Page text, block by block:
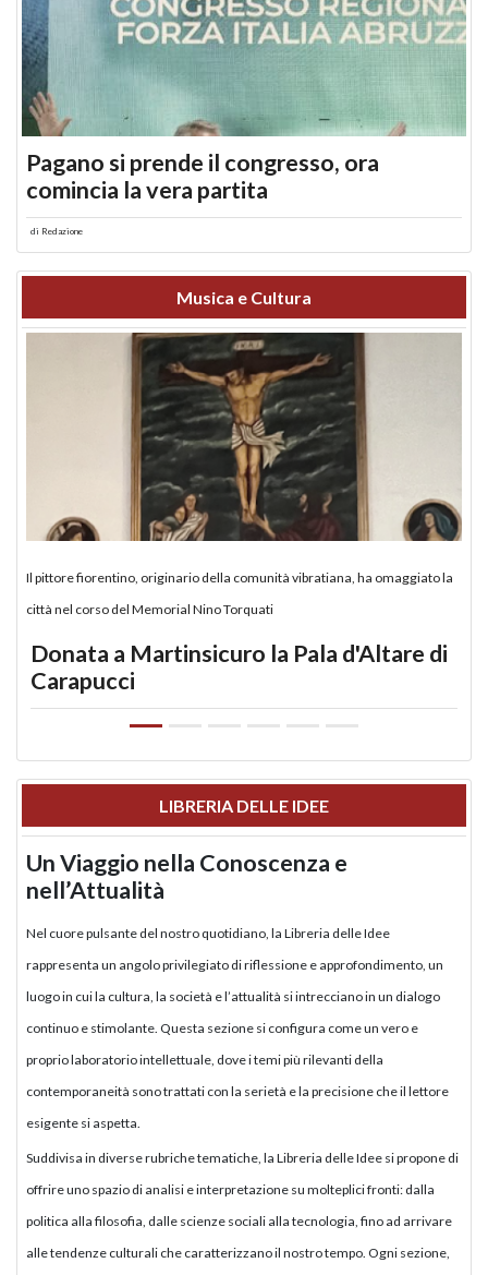
Pagano si prende il congresso, ora
comincia la vera partita
di Redazione
Musica e Cultura
Il pittore fiorentino, originario della comunità vibratiana, ha omaggiato la
città nel corso del Memorial Nino Torquati
Donata a Martinsicuro la Pala d'Altare di
Carapucci
LIBRERIA DELLE IDEE
Un Viaggio nella Conoscenza e
nell’Attualità
Nel cuore pulsante del nostro quotidiano, la Libreria delle Idee
rappresenta un angolo privilegiato di riflessione e approfondimento, un
luogo in cui la cultura, la società e l’attualità si intrecciano in un dialogo
continuo e stimolante. Questa sezione si configura come un vero e
proprio laboratorio intellettuale, dove i temi più rilevanti della
contemporaneità sono trattati con la serietà e la precisione che il lettore
esigente si aspetta.
Suddivisa in diverse rubriche tematiche, la Libreria delle Idee si propone di
offrire uno spazio di analisi e interpretazione su molteplici fronti: dalla
politica alla filosofia, dalle scienze sociali alla tecnologia, fino ad arrivare
alle tendenze culturali che caratterizzano il nostro tempo. Ogni sezione,